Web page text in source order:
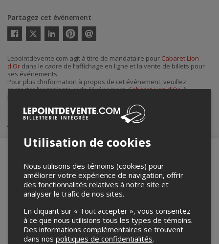
Partagez cet événement
Twitter
courriel
Lepointdevente.com agit à titre de mandataire pour Cabaret Lion
d'Or dans le cadre de l’affichage en ligne et la vente de billets pour
ses événements.
Pour plus d’information à propos de cet événement, veuillez
contacter l’organisateur de l’événement,Cabaret Lion d'Or, à
Achat de billets
Merci de confirmer que vous n'êtes pas un
robot ci-bas.
Utilisation de cookies
Nous utilisons des témoins (cookies) pour
améliorer votre expérience de navigation, offrir
des fonctionnalités relatives à notre site et
analyser le trafic de nos sites.
En cliquant sur « Tout accepter », vous consentez
à ce que nous utilisions tous les types de témoins.
Des informations complémentaires se trouvent
dans nos politiques de confidentialités.